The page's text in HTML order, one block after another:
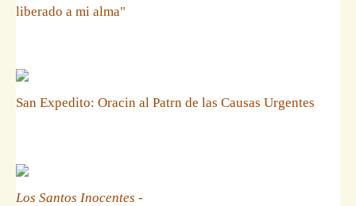
liberado a mi alma"
San Expedito: Oracin al Patrn de las Causas Urgentes
Los Santos Inocentes -